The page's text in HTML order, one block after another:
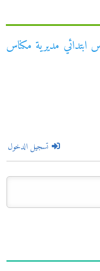
ابتدائي مديرية مكناس
تسجيل الدخول